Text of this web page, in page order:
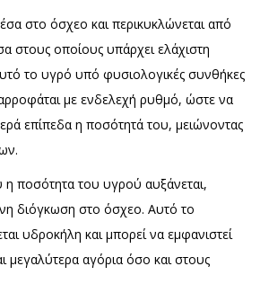
στο όσχεο και περικυκλώνεται από
στους οποίους υπάρχει ελάχιστη
το υγρό υπό φυσιολογικές συνθήκες
με ενδελεχή ρυθμό, ώστε να
επίπεδα η ποσότητά του, μειώνοντας
η ποσότητα του υγρού αυξάνεται,
διόγκωση στο όσχεο. Αυτό το
υδροκήλη και μπορεί να εμφανιστεί
μεγαλύτερα αγόρια όσο και στους